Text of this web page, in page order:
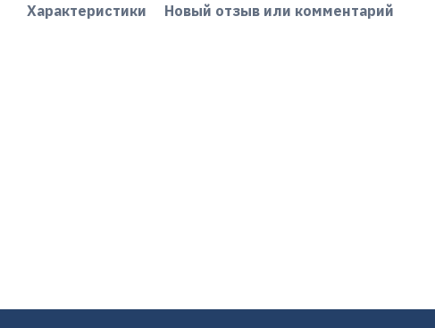
Характеристики Новый отзыв или комментарий